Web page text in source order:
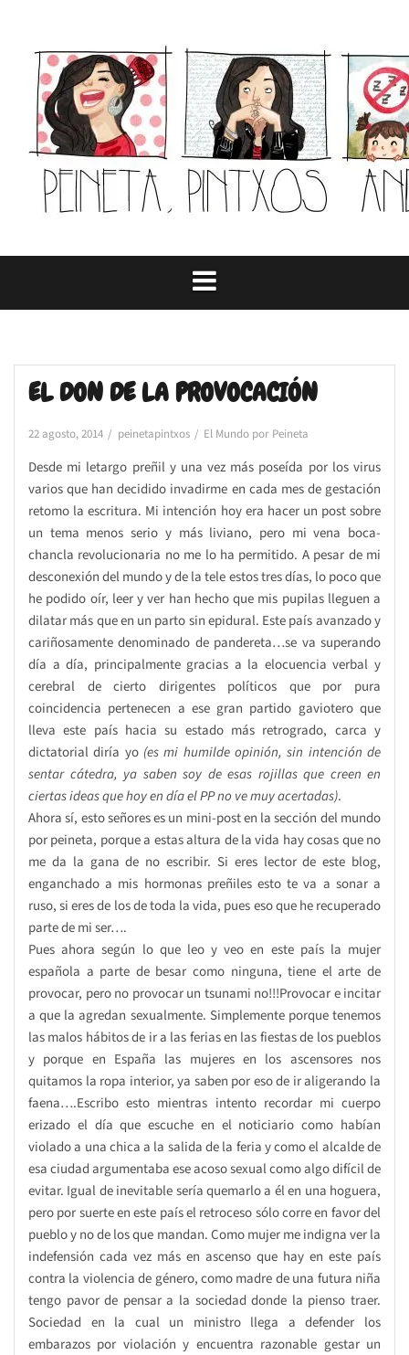
content
EL DON DE LA PROVOCACIÓN
22 agosto, 2014 peinetapintxos El Mundo por Peineta
Desde mi letargo preñil y una vez más poseída por los virus
varios que han decidido invadirme en cada mes de gestación
retomo la escritura. Mi intención hoy era hacer un post sobre
un tema menos serio y más liviano, pero mi vena boca-
chancla revolucionaria no me lo ha permitido. A pesar de mi
desconexión del mundo y de la tele estos tres días, lo poco que
he podido oír, leer y ver han hecho que mis pupilas lleguen a
dilatar más que en un parto sin epidural. Este país avanzado y
cariñosamente denominado de pandereta…se va superando
día a día, principalmente gracias a la elocuencia verbal y
cerebral de cierto dirigentes políticos que por pura
coincidencia pertenecen a ese gran partido gaviotero que
lleva este país hacia su estado más retrogrado, carca y
dictatorial diría yo (es mi humilde opinión, sin intención de
sentar cátedra, ya saben soy de esas rojillas que creen en
ciertas ideas que hoy en día el PP no ve muy acertadas).
Ahora sí, esto señores es un mini-post en la sección del mundo
por peineta, porque a estas altura de la vida hay cosas que no
me da la gana de no escribir. Si eres lector de este blog,
enganchado a mis hormonas preñiles esto te va a sonar a
ruso, si eres de los de toda la vida, pues eso que he recuperado
parte de mi ser….
Pues ahora según lo que leo y veo en este país la mujer
española a parte de besar como ninguna, tiene el arte de
provocar, pero no provocar un tsunami no!!!Provocar e incitar
a que la agredan sexualmente. Simplemente porque tenemos
las malos hábitos de ir a las ferias en las fiestas de los pueblos
y porque en España las mujeres en los ascensores nos
quitamos la ropa interior, ya saben por eso de ir aligerando la
faena….Escribo esto mientras intento recordar mi cuerpo
erizado el día que escuche en el noticiario como habían
violado a una chica a la salida de la feria y como el alcalde de
esa ciudad argumentaba ese acoso sexual como algo difícil de
evitar. Igual de inevitable sería quemarlo a él en una hoguera,
pero por suerte en este país el retroceso sólo corre en favor del
pueblo y no de los que mandan. Como mujer me indigna ver la
indefensión cada vez más en ascenso que hay en este país
contra la violencia de género, como madre de una futura niña
tengo pavor de pensar a la sociedad donde la pienso traer.
Sociedad en la cual un ministro llega a defender los
embarazos por violación y encuentra razonable gestar un